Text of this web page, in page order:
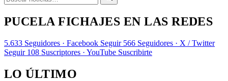
PUCELA FICHAJES EN LAS REDES
5.633 Seguidores · Facebook Seguir 566 Seguidores · X / Twitter
Seguir 108 Suscriptores · YouTube Suscribirte
LO ÚLTIMO